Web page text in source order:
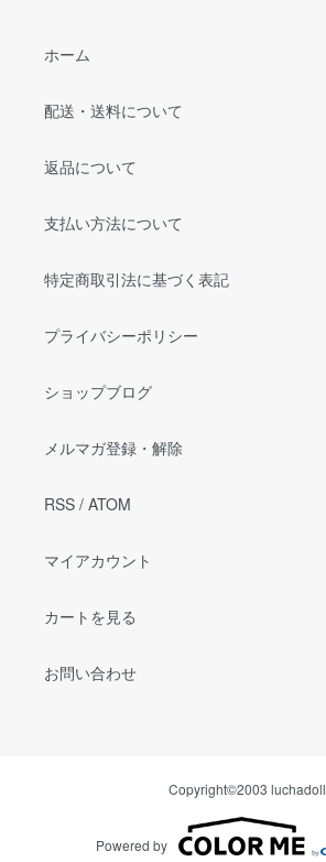
ホーム
配送・送料について
返品について
支払い方法について
特定商取引法に基づく表記
プライバシーポリシー
ショップブログ
メルマガ登録・解除
RSS / ATOM
マイアカウント
カートを見る
お問い合わせ
Copyright©2003 luchadoll
Powered by